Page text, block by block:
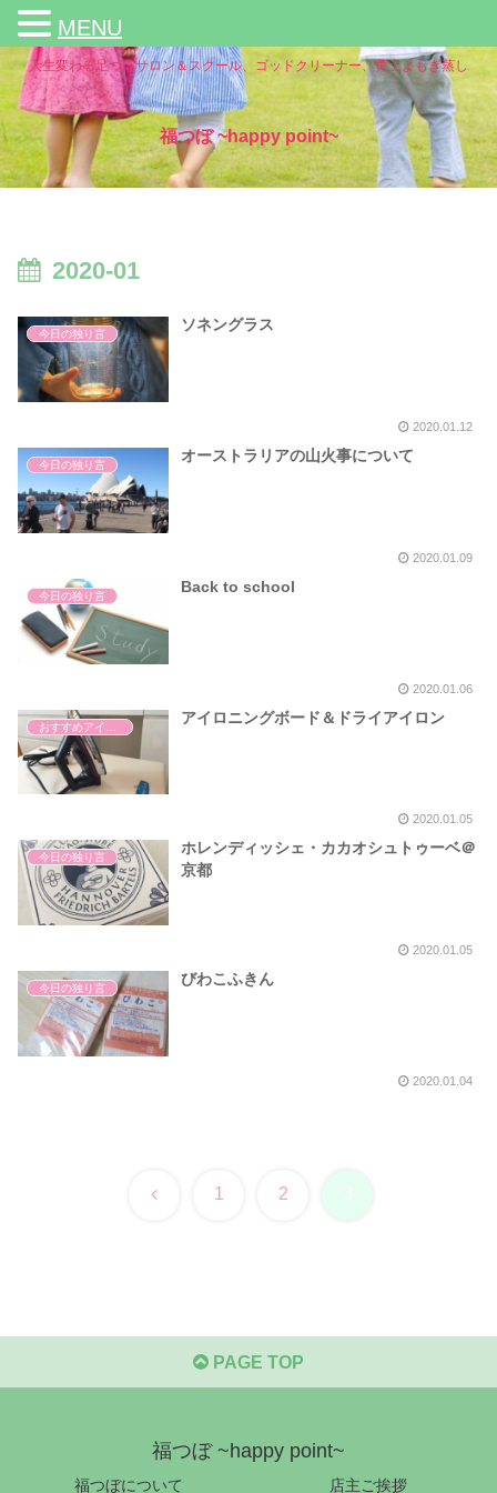
人生変わる足つぼサロン＆スクール、ゴッドクリーナー、黄土よもぎ蒸し
福つぼ ~happy point~
2020-01
今日の独り言
ソネングラス
2020.01.12
今日の独り言
オーストラリアの山火事について
2020.01.09
今日の独り言
Back to school
2020.01.06
アイロニングボード＆ドライアイロン
2020.01.05
今日の独り言
ホレンディッシェ・カカオシュトゥーベ＠
京都
2020.01.05
今日の独り言
びわこふきん
2020.01.04
前 1 2 3
PAGE TOP
福つぼ ~happy point~
福つぼについて 店主ご挨拶
MENU